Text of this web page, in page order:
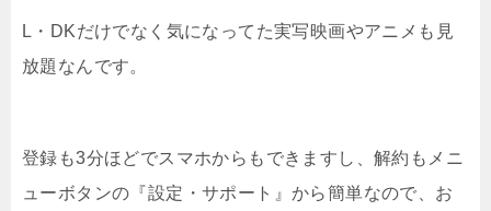
L・DKだけでなく気になってた実写映画やアニメも見
放題なんです。
登録も3分ほどでスマホからもできますし、解約もメニ
ューボタンの『設定・サポート』から簡単なので、お